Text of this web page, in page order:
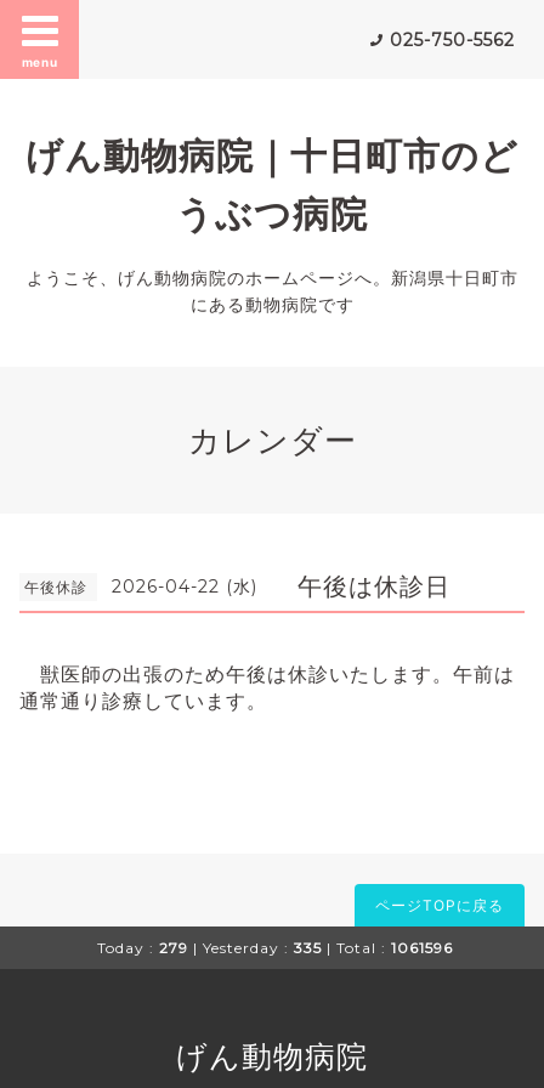
menu
025-750-5562
げん動物病院｜十日町市のど
うぶつ病院
ようこそ、げん動物病院のホームページへ。新潟県十日町市
にある動物病院です
カレンダー
午後休診 2026-04-22 (水) 午後は休診日
獣医師の出張のため午後は休診いたします。午前は
通常通り診療しています。
ページTOPに戻る
Today : 279 | Yesterday : 335 | Total : 1061596
げん動物病院